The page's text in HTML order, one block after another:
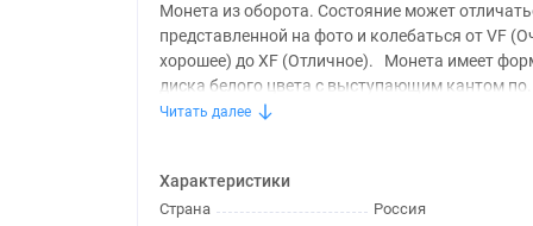
Монета из оборота. Состояние может
представленной на фото и колебаться от VF
хорошее) до XF (Отличное). Монета имеет
диска белого цвета с выступающим кантом
Читать далее
Характеристики
Страна
Россия